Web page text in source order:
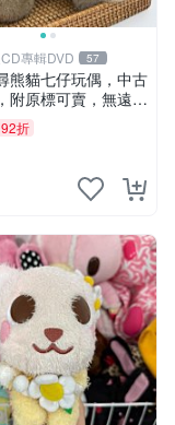
專輯DVD 57
熊貓七仔玩偶，中古
附原標可賣，無遠方
二天即達 中古玩偶
千尋
92折